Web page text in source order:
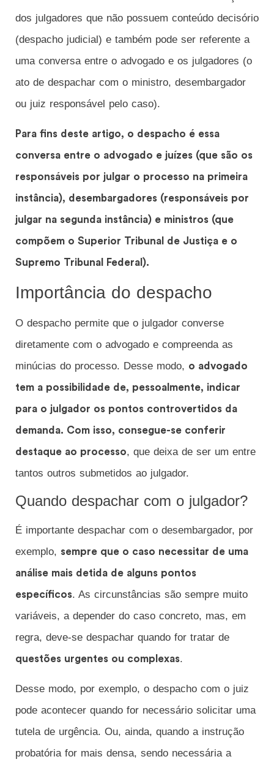
dos julgadores que não possuem conteúdo decisório
(despacho judicial) e também pode ser referente a
uma conversa entre o advogado e os julgadores (o
ato de despachar com o ministro, desembargador
ou juiz responsável pelo caso).
Para fins deste artigo, o despacho é essa
conversa entre o advogado e juízes (que são os
responsáveis por julgar o processo na primeira
instância), desembargadores (responsáveis por
julgar na segunda instância) e ministros (que
compõem o Superior Tribunal de Justiça e o
Supremo Tribunal Federal).
Importância do despacho
O despacho permite que o julgador converse
diretamente com o advogado e compreenda as
minúcias do processo. Desse modo, o advogado
tem a possibilidade de, pessoalmente, indicar
para o julgador os pontos controvertidos da
demanda. Com isso, consegue-se conferir
destaque ao processo, que deixa de ser um entre
tantos outros submetidos ao julgador.
Quando despachar com o julgador?
É importante despachar com o desembargador, por
exemplo, sempre que o caso necessitar de uma
análise mais detida de alguns pontos
específicos. As circunstâncias são sempre muito
variáveis, a depender do caso concreto, mas, em
regra, deve-se despachar quando for tratar de
questões urgentes ou complexas.
Desse modo, por exemplo, o despacho com o juiz
pode acontecer quando for necessário solicitar uma
tutela de urgência. Ou, ainda, quando a instrução
probatória for mais densa, sendo necessária a